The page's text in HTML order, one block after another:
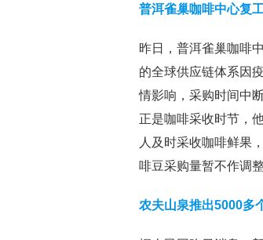
普洱雀巢咖啡中心复
昨日，普洱雀巢咖啡
的全球供应链体系因
情影响，采购时间中
正是咖啡采收时节，
人及时采收咖啡鲜果
啡豆采购量暂不作调整
农夫山泉推出5000多